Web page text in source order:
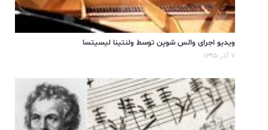
ویدیو اجرای والس شوپن توسط ولنتینا لیسیتسا
۷ آذر ۱۳۹۵